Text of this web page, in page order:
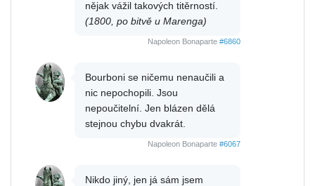
nějak vážil takových titěrností.
(1800, po bitvě u Marenga)
Napoleon Bonaparte #6860
Bourboni se ničemu nenaučili a
nic nepochopili. Jsou
nepoučitelní. Jen blázen dělá
stejnou chybu dvakrát.
Napoleon Bonaparte #6067
Nikdo jiný, jen já sám jsem